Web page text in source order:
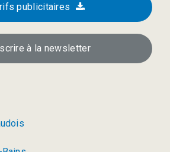
publicitaires
à la newsletter